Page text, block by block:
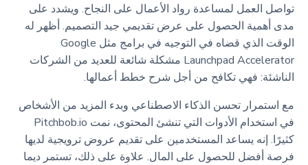
تواصل العمل لمساعدة رواد الأعمال على النجاح. ويشدد على
مدى أهمية الحصول على عرض تقديمي جيد التصميم. أظهر له
الوقت الذي قضاه في التوجيه في برامج مثل Google
Launchpad Accelerator مشكلة شائعة للعديد من الشركات
الناشئة: فهي تكافح من أجل شرح خطط أعمالها.
مع استمرار تحسن الذكاء الاصطناعي وبدء المزيد من الأشخاص
في استخدام الأدوات التي تنشئ المحتوى، نمت Pitchbob.io
كثيرًا. إنه يساعد المستخدمين على تقديم عروض ترويجية لديها
فرصة أفضل للحصول على المال. علاوة على ذلك، تستمر ديما